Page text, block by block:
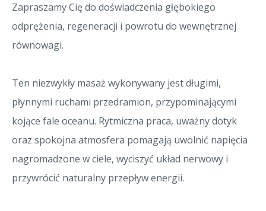
Zapraszamy Cię do doświadczenia głębokiego
odprężenia, regeneracji i powrotu do wewnętrznej
równowagi.
Ten niezwykły masaż wykonywany jest długimi,
płynnymi ruchami przedramion, przypominającymi
kojące fale oceanu. Rytmiczna praca, uważny dotyk
oraz spokojna atmosfera pomagają uwolnić napięcia
nagromadzone w ciele, wyciszyć układ nerwowy i
przywrócić naturalny przepływ energii.